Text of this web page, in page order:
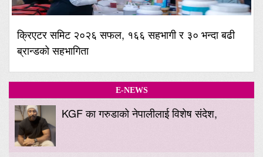
क्रिएटर समिट २०२६ सफल, १६६ सहभागी र ३० भन्दा बढी
ब्रान्डको सहभागिता
E-NEWS
KGF का गरुडाको नेपालीलाई विशेष संदेश,